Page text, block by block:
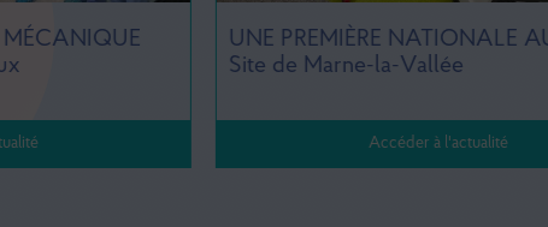
UNE PREMIÈRE NATIONALE AU GHEF -
Site de Marne-la-Vallée